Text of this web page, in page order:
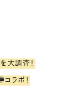
大調査！
ラボ！